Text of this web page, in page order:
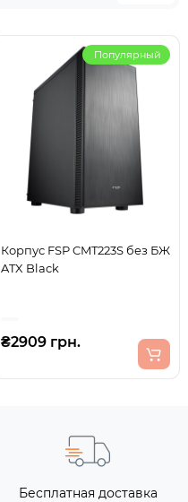
Популярный
Корпус FSP CMT223S без БЖ
ATX Black
₴2909 грн.
Бесплатная доставка